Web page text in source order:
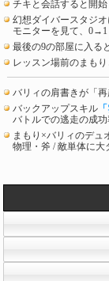
チキと会話すると開始
幻想ダイバースタジ
モニターを見て、
最後の9の部屋に入ると
レッスン場前のまも
バリィの肩書きが「
バックアップスキル
バトルでの逃走の成
まもり×バリィのデュ
物理・斧 / 敵単体に大